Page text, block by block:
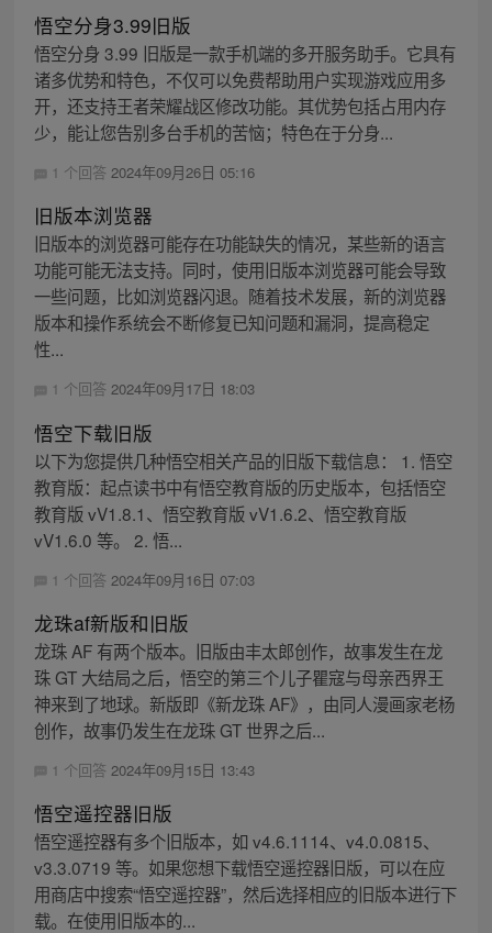
悟空分身3.99旧版
悟空分身 3.99 旧版是一款手机端的多开服务助手。它具有
诸多优势和特色，不仅可以免费帮助用户实现游戏应用多
开，还支持王者荣耀战区修改功能。其优势包括占用内存
少，能让您告别多台手机的苦恼；特色在于分身...
1 个回答 2024年09月26日 05:16
旧版本浏览器
旧版本的浏览器可能存在功能缺失的情况，某些新的语言
功能可能无法支持。同时，使用旧版本浏览器可能会导致
一些问题，比如浏览器闪退。随着技术发展，新的浏览器
版本和操作系统会不断修复已知问题和漏洞，提高稳定
性...
1 个回答 2024年09月17日 18:03
悟空下载旧版
以下为您提供几种悟空相关产品的旧版下载信息： 1. 悟空
教育版：起点读书中有悟空教育版的历史版本，包括悟空
教育版 vV1.8.1、悟空教育版 vV1.6.2、悟空教育版
vV1.6.0 等。 2. 悟...
1 个回答 2024年09月16日 07:03
龙珠af新版和旧版
龙珠 AF 有两个版本。旧版由丰太郎创作，故事发生在龙
珠 GT 大结局之后，悟空的第三个儿子瞿寇与母亲西界王
神来到了地球。新版即《新龙珠 AF》，由同人漫画家老杨
创作，故事仍发生在龙珠 GT 世界之后...
1 个回答 2024年09月15日 13:43
悟空遥控器旧版
悟空遥控器有多个旧版本，如 v4.6.1114、v4.0.0815、
v3.3.0719 等。如果您想下载悟空遥控器旧版，可以在应
用商店中搜索“悟空遥控器”，然后选择相应的旧版本进行下
载。在使用旧版本的...